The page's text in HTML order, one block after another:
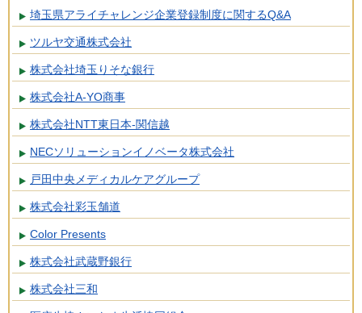
埼玉県アライチャレンジ企業登録制度に関するQ&A
ツルヤ交通株式会社
株式会社埼玉りそな銀行
株式会社A-YO商事
株式会社NTT東日本-関信越
NECソリューションイノベータ株式会社
戸田中央メディカルケアグループ
株式会社彩玉舗道
Color Presents
株式会社武蔵野銀行
株式会社三和